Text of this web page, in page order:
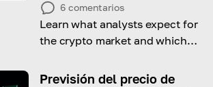
6 comentarios
Learn what analysts expect for
the crypto market and which
year.
Previsión del precio de